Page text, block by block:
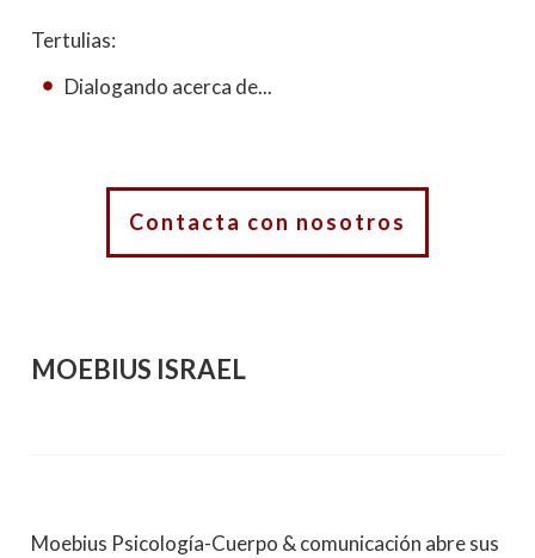
Tertulias:
Dialogando acerca de...
Contacta con nosotros
MOEBIUS ISRAEL
Moebius Psicología-Cuerpo & comunicación abre sus